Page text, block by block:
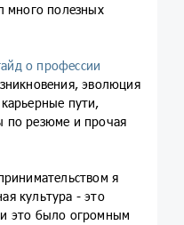
много полезных
о профессии
эволюция
пути,
по резюме и прочая
я
культура - это
это было огромным